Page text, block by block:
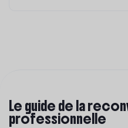
Le guide de la
professionnelle